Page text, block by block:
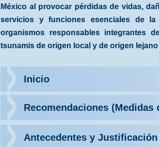
México al provocar pérdidas de vidas,
servicios y funciones esenciales de
organismos responsables integrantes
tsunamis de origen local y de origen
Inicio
Recomendaciones (Medidas
Antecedentes y Justificación